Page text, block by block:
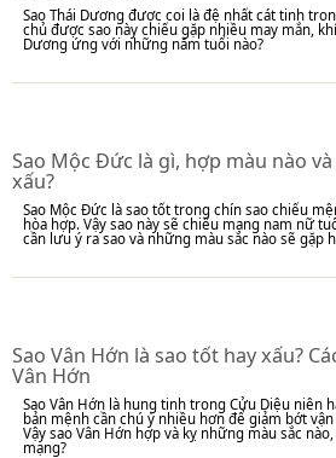
Sao Thái Dương được coi là đệ nhất cát tinh
chủ được sao này chiếu gặp nhiều may mắn,
Dương ứng với những năm tuổi nào?
Sao Mộc Đức là gì, hợp màu nào
xấu?
Sao Mộc Đức là sao tốt trong chín sao chiếu
hòa hợp. Vậy sao này sẽ chiếu mạng nam nữ
cần lưu ý ra sao và những màu sắc nào sẽ gặp
Sao Vân Hớn là sao tốt hay xấu?
Vân Hớn
Sao Vân Hớn là hung tinh trong Cửu Diệu niên
bản mệnh cần chú ý nhiều hơn để giảm bớt
Vậy sao Vân Hớn hợp và kỵ những màu sắc
mạng?